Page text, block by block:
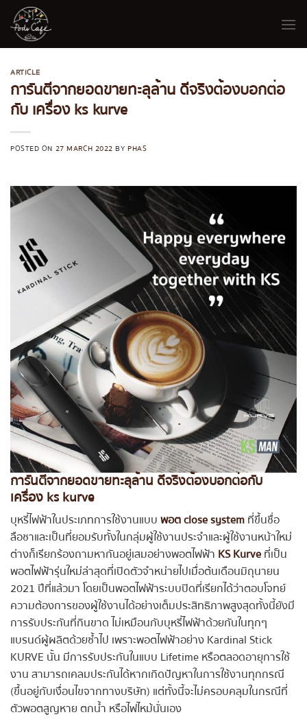
Skip
content
ARTICLE
การันตีจากยอดขายทะลุล้าน ดีจริงต้องบอกต่อ
กับ เครื่อง ks kurve
POSTED ON 27 MARCH 2022 BYPHAS
การันตีจากยอดขายทะลุล้าน ดีจริงต้องบอกต่อกับ
เครื่อง ks kurve
บุหรี่ไฟฟ้าในประเภทการใช้งานแบบพอต close systemที่ขึ้นชื่อ
ลือชาและเป็นที่ยอมรับทั้งในกลุ่มผู้ใช้งานประจำและผู้ใช้งานหน้าใหม่
ต่างก็เรียกร้องถามหากันอยู่เสมอย่างพอตไฟฟ้า KS Kurveที่เป็น
พอตไฟฟ้ารุ่นใหม่ล่าสุดที่เปิดตัวจำหน่ายไปเมื่อต้นเดือนมิถุนายน
2021 ปีที่แล้วมา โดยเป็นพอตไฟฟ้าระบบปิดที่เรียกได้ว่าตอบโจทย์
ความต้องการของผู้ใช้งานได้อย่างเต็มประสิทธิภาพสูงสุดทั้งนี้ยังมี
การรับประกันที่กินขาด ไม่เหมือนกับบุหรี่ไฟฟ้าด้วยกันในทุกๆ
แบรนด์ผู้ผลิตด้วยซ้ำไป เพราะพอตไฟฟ้าอย่าง Kardinal Stick
KURVE นั้น มีการรับประกันในแบบ Lifetime หรือตลอดอายุการใช้
งาน สามารถเคลมประกันได้หากเกิดปัญหาในการใช้งานทุกกรณี
(ขึ้นอยู่กับเงื่อนไขจากทางบริษัท) แต่ทั้งนี้จะไม่ครอบคลุมในกรณีที่
ตัวพอตสูญหาย ตกน้ำ หรือไฟไหม้นั่นเอง